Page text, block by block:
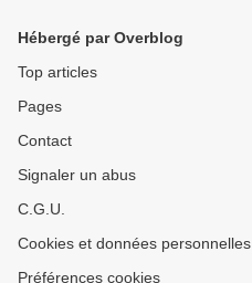
Hébergé par Overblog
Top articles
Pages
Contact
Signaler un abus
C.G.U.
Cookies et données personnelles
Préférences cookies